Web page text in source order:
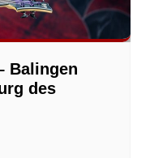
Balingen
des